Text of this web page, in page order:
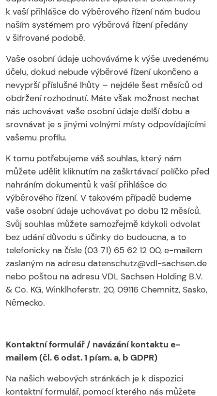
k vaší přihlášce do výběrového řízení nám budou
naším systémem pro výběrová řízení předány
v šifrované podobě.
Vaše osobní údaje uchováváme k výše uvedenému
účelu, dokud nebude výběrové řízení ukončeno a
nevyprší příslušné lhůty – nejdéle šest měsíců od
obdržení rozhodnutí. Máte však možnost nechat
nás uchovávat vaše osobní údaje delší dobu a
srovnávat je s jinými volnými místy odpovídajícími
vašemu profilu.
K tomu potřebujeme váš souhlas, který nám
můžete udělit kliknutím na zaškrtávací políčko před
nahráním dokumentů k vaší přihlášce do
výběrového řízení. V takovém případě budeme
vaše osobní údaje uchovávat po dobu 12 měsíců.
Svůj souhlas můžete samozřejmě kdykoli odvolat
bez udání důvodu s účinky do budoucna, a to
telefonicky na čísle (03 71) 65 62 12 00, e-mailem
zaslaným na adresu datenschutz@vdl-sachsen.de
nebo poštou na adresu VDL Sachsen Holding B.V.
& Co. KG, Winklhoferstr. 20, 09116 Chemnitz, Sasko,
Německo.
Kontaktní formulář / navázání kontaktu e-
mailem (čl. 6 odst. 1 písm. a, b GDPR)
Na našich webových stránkách je k dispozici
kontaktní formulář, pomocí kterého nás můžete